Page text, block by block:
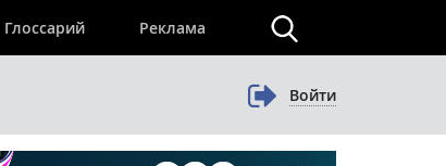
Глоссарий Реклама
Войти